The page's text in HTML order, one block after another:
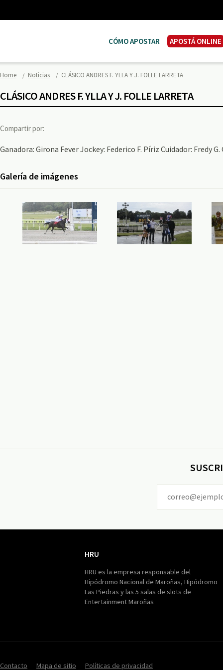
CÓMO APOSTAR APOSTÁ ONLINE
Home Noticias CLÁSICO ANDRES F. YLLA Y J. FOLLE LARRETA
CLÁSICO ANDRES F. YLLA Y J. FOLLE LARRETA
Compartir por:
Ganadora: Girona Fever Jockey: Federico F. Píriz Cuidador: Fredy
Galería de imágenes
HRU
HRU es la empresa responsable del
Hipódromo Nacional de Maroñas, Hipódromo
Las Piedras y las 5 salas de slots de
Entertainment Maroñas
Contacto Mapa de sitio Políticas de privacidad